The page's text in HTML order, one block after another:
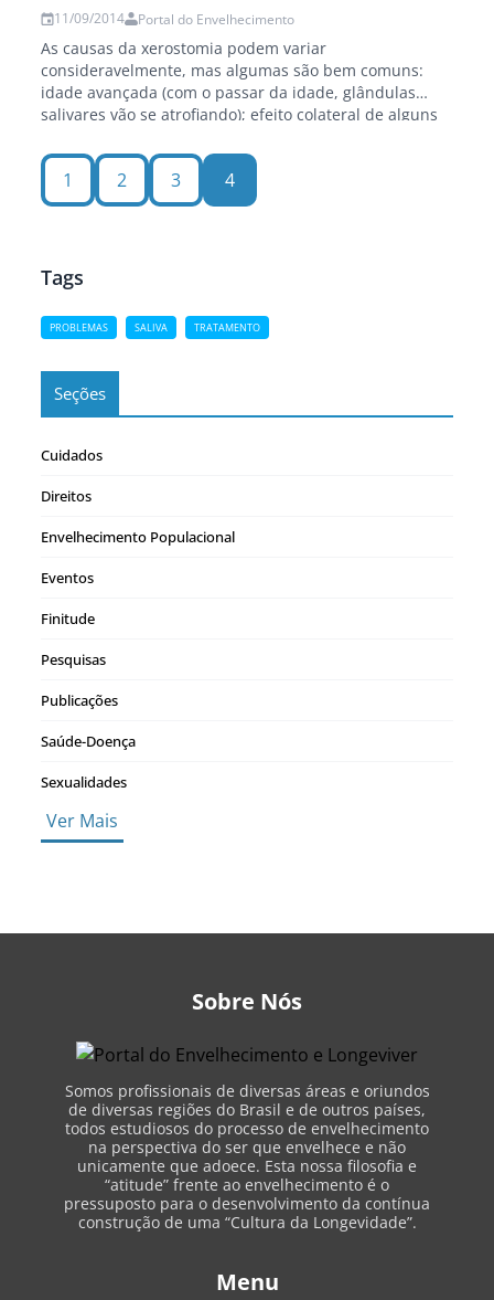
11/09/2014 Portal do Envelhecimento
As causas da xerostomia podem variar
consideravelmente, mas algumas são bem comuns:
idade avançada (com o passar da idade, glândulas
salivares vão se atrofiando); efeito colateral de alguns
antidepressivos, tranqüilizantes, anti-histamínicos e
anticolinérgicos; Hábitos e vícios, como o alcoolismo e a
ingestão de alimentos ricos em cafeína; Portal do
1 2 3 4
Tags
PROBLEMAS SALIVA TRATAMENTO
Seções
Cuidados
Direitos
Envelhecimento Populacional
Eventos
Finitude
Pesquisas
Publicações
Saúde-Doença
Sexualidades
Ver Mais
Sobre Nós
Somos profissionais de diversas áreas e oriundos
de diversas regiões do Brasil e de outros países,
todos estudiosos do processo de envelhecimento
na perspectiva do ser que envelhece e não
unicamente que adoece. Esta nossa filosofia e
“atitude” frente ao envelhecimento é o
pressuposto para o desenvolvimento da contínua
construção de uma “Cultura da Longevidade”.
Menu